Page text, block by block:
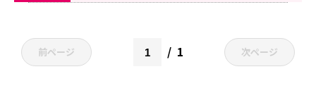
前ページ 1 次ページ